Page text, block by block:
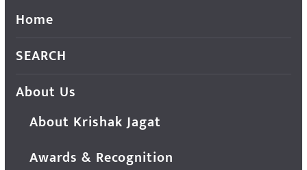
Home
SEARCH
About Us
About Krishak Jagat
Awards & Recognition